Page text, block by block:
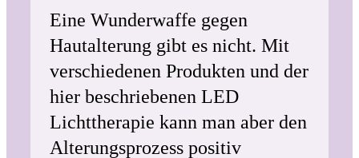
Eine Wunderwaffe gegen
Hautalterung gibt es nicht. Mit
verschiedenen Produkten und der
hier beschriebenen LED
Lichttherapie kann man aber den
Alterungsprozess positiv